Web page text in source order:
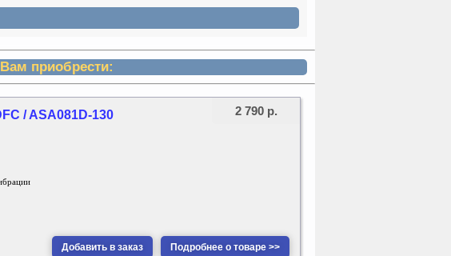
приобрести:
/ ASA081D-130
Добавить в заказ Подробнее о товаре >>
2 790 р.